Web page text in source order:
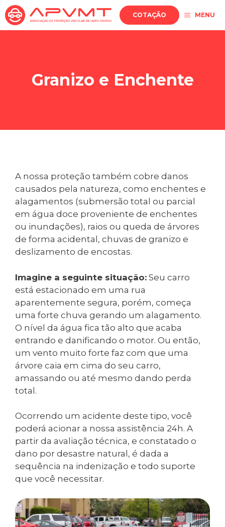
Pular
para
o
MENU
COTAÇÃO
Granizo e Enchente
A nossa proteção também cobre danos
causados pela natureza, como enchentes e
alagamentos (submersão total ou parcial
em água doce proveniente de enchentes
ou inundações), raios ou queda de árvores
de forma acidental, chuvas de granizo e
deslizamento de encostas.
Imagine a seguinte situação: Seu carro
está estacionado em uma rua
aparentemente segura, porém, começa
uma forte chuva gerando um alagamento.
O nível da água fica tão alto que acaba
entrando e danificando o motor. Ou então,
um vento muito forte faz com que uma
árvore caia em cima do seu carro,
amassando ou até mesmo dando perda
total.
Ocorrendo um acidente deste tipo, você
poderá acionar a nossa assistência 24h. A
partir da avaliação técnica, e constatado o
dano por desastre natural, é dada a
sequência na indenização e todo suporte
que você necessitar.